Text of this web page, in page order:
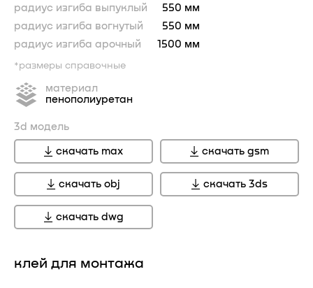
радиус изгиба выпуклый
550 мм
радиус изгиба вогнутый
550 мм
радиус изгиба арочный
1500 мм
*размеры справочные
материал
пенополиуретан
3d модель
скачать max скачать gsm
скачать obj скачать 3ds
скачать dwg
клей для монтажа